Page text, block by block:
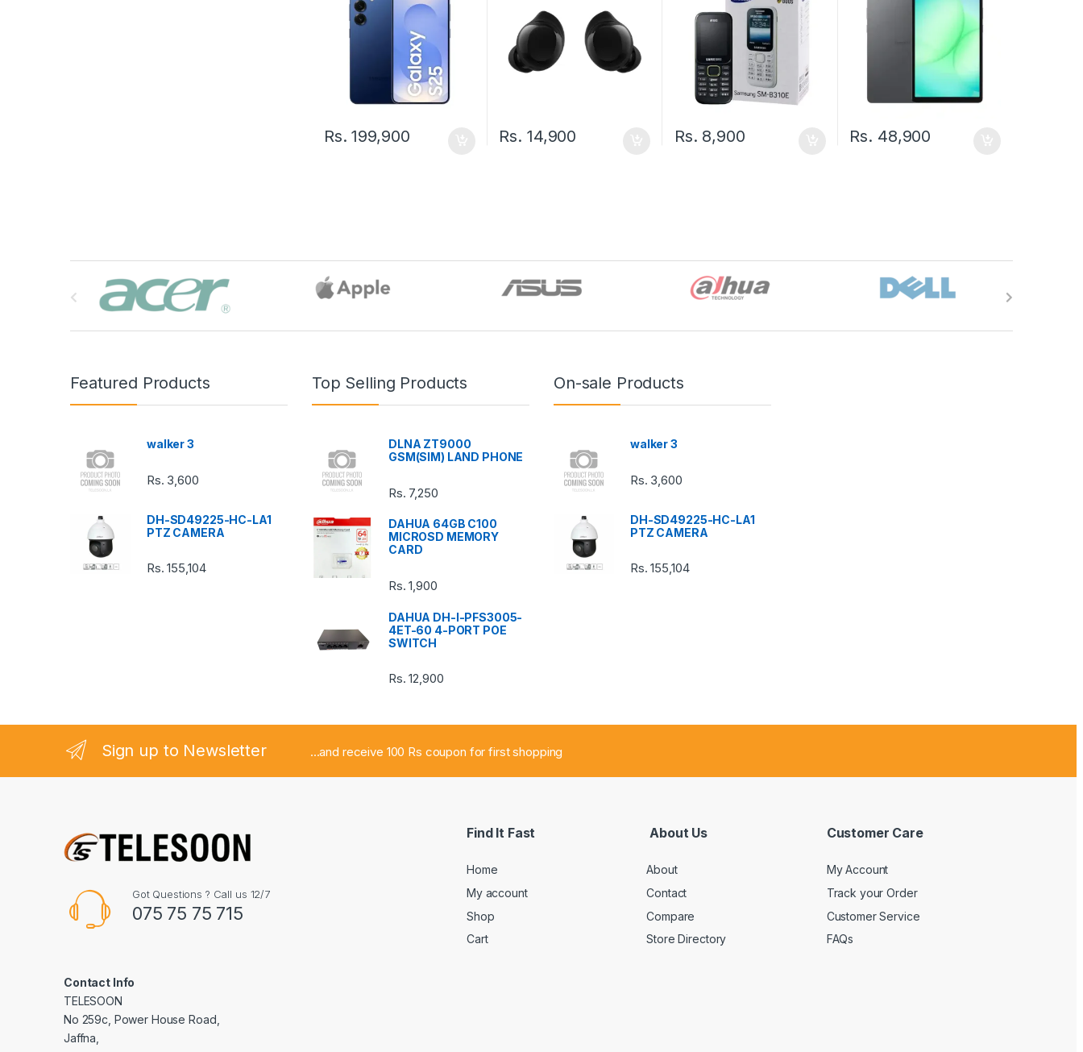
Rs.199,900 Rs. 14,900 Rs. 8,900 Rs. 48,900
Featured Products
walker 3
Rs. 3,600
DH-SD49225-HC-LA1
PTZ CAMERA
Rs.155,104
Top Selling Products
DLNA ZT9000
GSM(SIM) LAND PHONE
Rs. 7,250
DAHUA 64GB C100
MICROSD MEMORY
CARD
Rs.1,900
DAHUA DH-I-PFS3005-
4ET-60 4-PORT POE
SWITCH
Rs.12,900
On-sale Products
walker 3
Rs. 3,600
DH-SD49225-HC-LA1
PTZ CAMERA
Rs.155,104
Sign up to Newsletter ...and receive 100 Rs coupon for first shopping
Got Questions ? Call us 12/7
075 75 75 715
Contact Info
TELESOON
No 259c, Power House Road,
Jaffna,
Find It Fast
Home
My account
Shop
Cart
About Us
About
Contact
Compare
Store Directory
Customer Care
My Account
Track your Order
Customer Service
FAQs